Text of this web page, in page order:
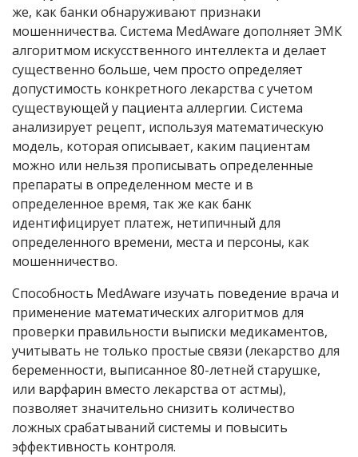
же, как банки обнаруживают признаки
мошенничества. Система MedAware дополняет ЭМК
алгоритмом искусственного интеллекта и делает
существенно больше, чем просто определяет
допустимость конкретного лекарства с учетом
существующей у пациента аллергии. Система
анализирует рецепт, используя математическую
модель, которая описывает, каким пациентам
можно или нельзя прописывать определенные
препараты в определенном месте и в
определенное время, так же как банк
идентифицирует платеж, нетипичный для
определенного времени, места и персоны, как
мошенничество.
Способность MedAware изучать поведение врача и
применение математических алгоритмов для
проверки правильности выписки медикаментов,
учитывать не только простые связи (лекарство для
беременности, выписанное 80-летней старушке,
или варфарин вместо лекарства от астмы),
позволяет значительно снизить количество
ложных срабатываний системы и повысить
эффективность контроля.